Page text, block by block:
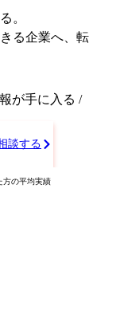
。
る企業へ、転
が手に入る /
談する
方の平均実績